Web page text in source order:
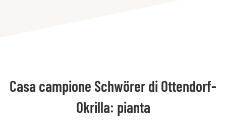
Casa campione Schwörer di Ottendorf-
Okrilla: pianta